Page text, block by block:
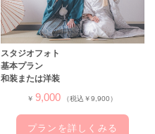
スタジオフォト
基本プラン
和装または洋装
￥ 9,000 （税込￥9,900）
プランを詳しくみる